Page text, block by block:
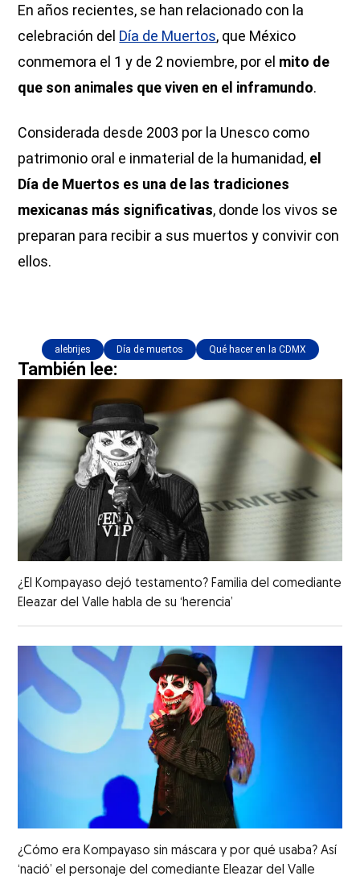
En años recientes, se han relacionado con la
celebración del Día de Muertos, que México
conmemora el 1 y de 2 noviembre, por el mito de
que son animales que viven en el inframundo.
Considerada desde 2003 por la Unesco como
patrimonio oral e inmaterial de la humanidad, el
Día de Muertos es una de las tradiciones
mexicanas más significativas, donde los vivos se
preparan para recibir a sus muertos y convivir con
ellos.
alebrijes Día de muertos Qué hacer en la CDMX
También lee:
¿El Kompayaso dejó testamento? Familia del comediante
Eleazar del Valle habla de su ‘herencia’
¿Cómo era Kompayaso sin máscara y por qué usaba? Así
‘nació’ el personaje del comediante Eleazar del Valle